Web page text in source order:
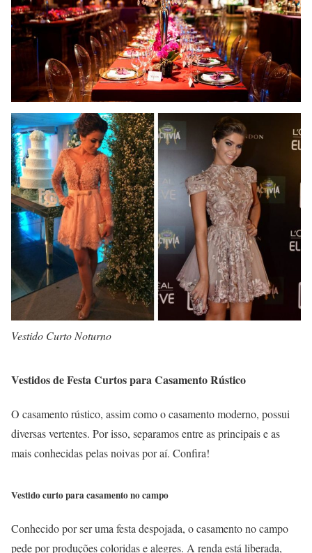
Vestido Curto Noturno
Vestidos de Festa Curtos para Casamento Rústico
O casamento rústico, assim como o casamento moderno, possui
diversas vertentes. Por isso, separamos entre as principais e as
mais conhecidas pelas noivas por aí. Confira!
Vestido curto para casamento no campo
Conhecido por ser uma festa despojada, o casamento no campo
pede por produções coloridas e alegres. A renda está liberada,